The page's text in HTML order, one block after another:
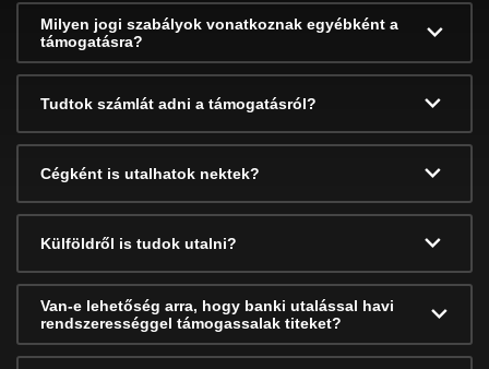
Milyen jogi szabályok vonatkoznak egyébként a
támogatásra?
Tudtok számlát adni a támogatásról?
Cégként is utalhatok nektek?
Külföldről is tudok utalni?
Van-e lehetőség arra, hogy banki utalással havi
rendszerességgel támogassalak titeket?